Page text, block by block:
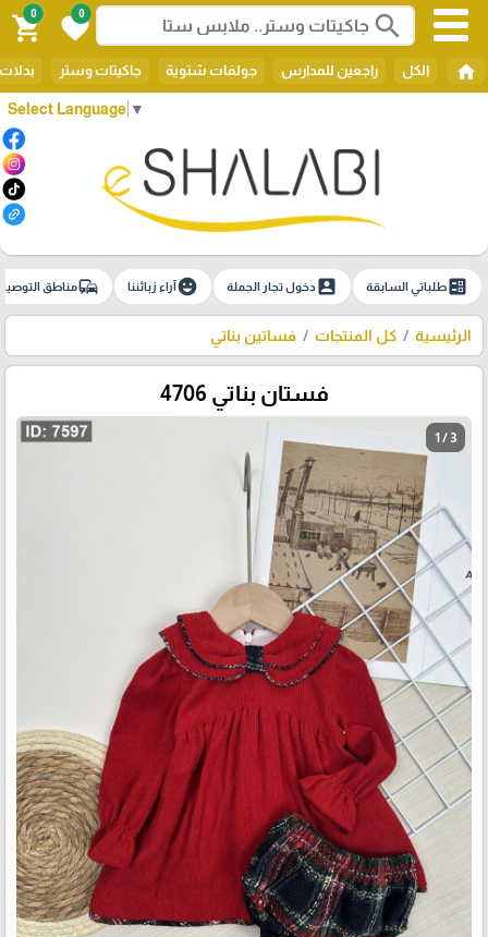
Select Language ▼
search
0
favorite
0
shopping_cart
home الكل راجعين للمدارس جولفات شتوية جاكيتات وستر
ballotطلباتي السابقة account_boxدخول تجار الجملة emoji_emotionsآراء زبائننا commuteمناطق
الرئيسية كل المنتجات فساتين بناتي
فستان بناتي 4706
1 / 3